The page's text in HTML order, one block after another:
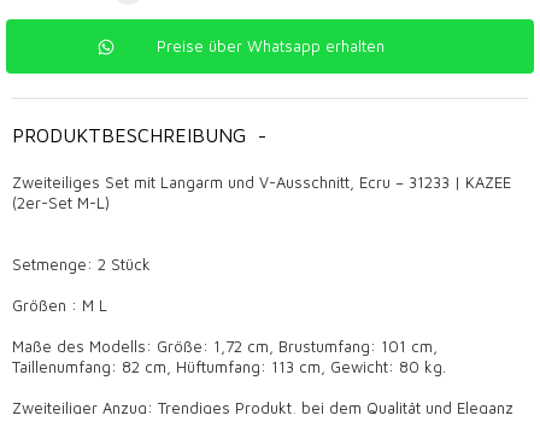
Preise über Whatsapp erhalten
PRODUKTBESCHREIBUNG -
Zweiteiliges Set mit Langarm und V-Ausschnitt, Ecru – 31233 | KAZEE
(2er-Set M-L)
Setmenge: 2 Stück
Größen : M L
Maße des Modells: Größe: 1,72 cm, Brustumfang: 101 cm,
Taillenumfang: 82 cm, Hüftumfang: 113 cm, Gewicht: 80 kg.
Zweiteiliger Anzug: Trendiges Produkt, bei dem Qualität und Eleganz